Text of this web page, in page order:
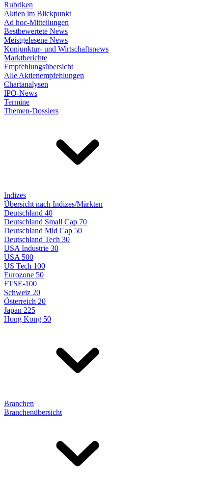
Rubriken
Aktien im Blickpunkt
Ad hoc-Mitteilungen
Bestbewertete News
Meistgelesene News
Konjunktur- und Wirtschaftsnews
Marktberichte
Empfehlungsübersicht
Alle Aktienempfehlungen
Chartanalysen
IPO-News
Termine
Themen-Dossiers
Indizes
Übersicht nach Indizes/Märkten
Deutschland 40
Deutschland Small Cap 70
Deutschland Mid Cap 50
Deutschland Tech 30
USA Industrie 30
USA 500
US Tech 100
Eurozone 50
FTSE-100
Schweiz 20
Österreich 20
Japan 225
Hong Kong 50
Branchen
Branchenübersicht